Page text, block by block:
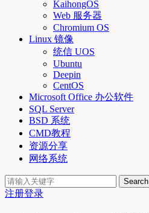
KaihongOS
Web 服务器
Chromium OS
Linux 镜像
统信 UOS
Ubuntu
Deepin
CentOS
Microsoft Office 办公软件
SQL Server
BSD 系统
CMD教程
资源分享
网络系统
Search
注册登录